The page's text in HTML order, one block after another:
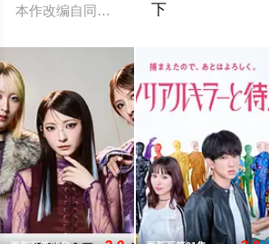
本作改编自同名漫画，是一部以处于上下
下